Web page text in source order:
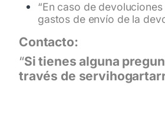
“En caso de
gastos de envío de la
Contacto:
“Si tienes alguna
través de